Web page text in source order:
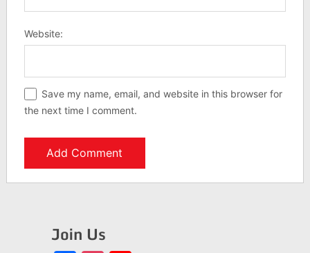
Website:
Save my name, email, and website in this browser for
the next time I comment.
Join Us